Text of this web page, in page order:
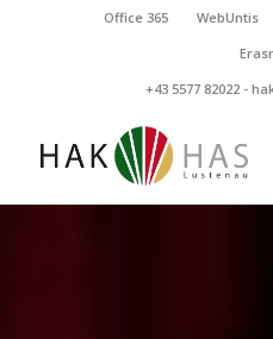
Office 365 WebUntis
+43 5577 82022 -